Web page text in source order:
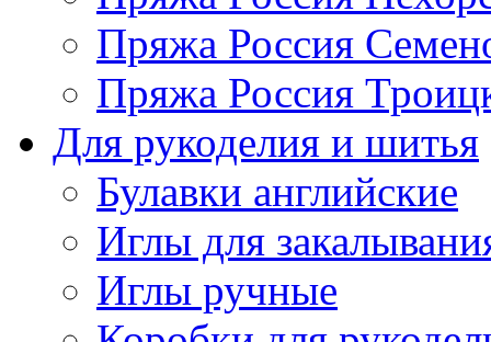
Пряжа Россия
Пряжа Россия
Для рукоделия и шитья
Булавки английские
Иглы для
Иглы ручные